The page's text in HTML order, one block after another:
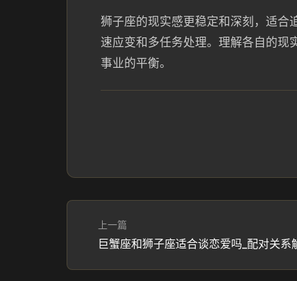
狮子座的现实感更稳定和深刻，适合
速应变和多任务处理。理解各自的现
事业的平衡。
上一篇
巨蟹座和狮子座适合谈恋爱吗_配对关系